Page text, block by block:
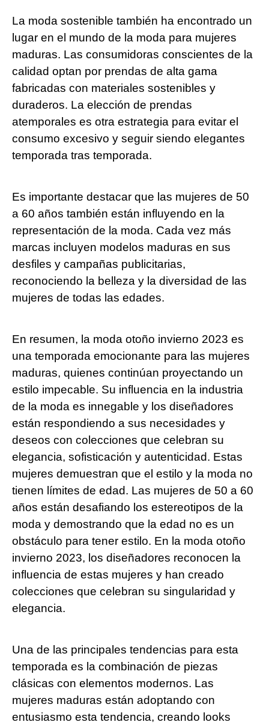
La moda sostenible también ha encontrado un
lugar en el mundo de la moda para mujeres
maduras. Las consumidoras conscientes de la
calidad optan por prendas de alta gama
fabricadas con materiales sostenibles y
duraderos. La elección de prendas
atemporales es otra estrategia para evitar el
consumo excesivo y seguir siendo elegantes
temporada tras temporada.
Es importante destacar que las mujeres de 50
a 60 años también están influyendo en la
representación de la moda. Cada vez más
marcas incluyen modelos maduras en sus
desfiles y campañas publicitarias,
reconociendo la belleza y la diversidad de las
mujeres de todas las edades.
En resumen, la moda otoño invierno 2023 es
una temporada emocionante para las mujeres
maduras, quienes continúan proyectando un
estilo impecable. Su influencia en la industria
de la moda es innegable y los diseñadores
están respondiendo a sus necesidades y
deseos con colecciones que celebran su
elegancia, sofisticación y autenticidad. Estas
mujeres demuestran que el estilo y la moda no
tienen límites de edad. Las mujeres de 50 a 60
años están desafiando los estereotipos de la
moda y demostrando que la edad no es un
obstáculo para tener estilo. En la moda otoño
invierno 2023, los diseñadores reconocen la
influencia de estas mujeres y han creado
colecciones que celebran su singularidad y
elegancia.
Una de las principales tendencias para esta
temporada es la combinación de piezas
clásicas con elementos modernos. Las
mujeres maduras están adoptando con
entusiasmo esta tendencia, creando looks